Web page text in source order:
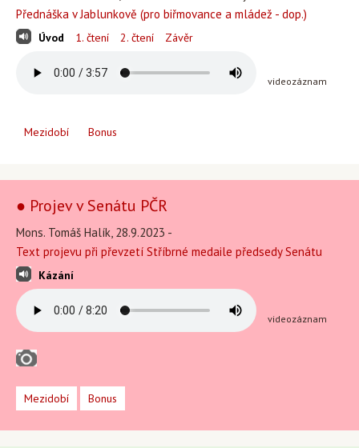
Přednáška v Jablunkově (pro biřmovance a mládež - dop.)
Úvod 1. čtení 2. čtení Závěr
videozáznam
Mezidobí Bonus
● Projev v Senátu PČR
Mons. Tomáš Halík, 28.9.2023 -
Text projevu při převzetí Stříbrné medaile předsedy Senátu
Kázání
videozáznam
Mezidobí Bonus